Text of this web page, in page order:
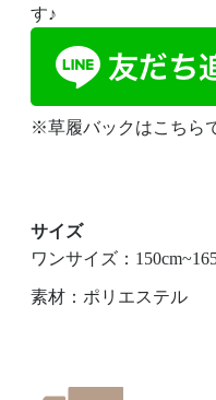
す♪
※草履バックはこちら
サイズ
ワンサイズ：
素材：ポリエステル